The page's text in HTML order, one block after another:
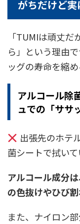
がちだけど
「TUMIは頑丈
ら」という理由
ッグの寿命を縮
アルコール除
ュでの「ササ
出張先のホテ
菌シートで拭い
アルコール成分
の色抜けやひび割
また、ナイロン